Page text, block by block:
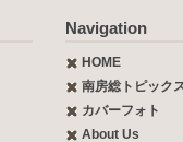
Navigation
HOME
南房総トピック
カバーフォト
About Us